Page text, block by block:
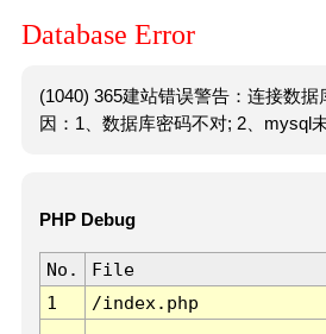
Database Error
(1040) 365建站错误警告：连接数据
因：1、数据库密码不对; 2、mysql未
PHP Debug
No. File
1
/index.php